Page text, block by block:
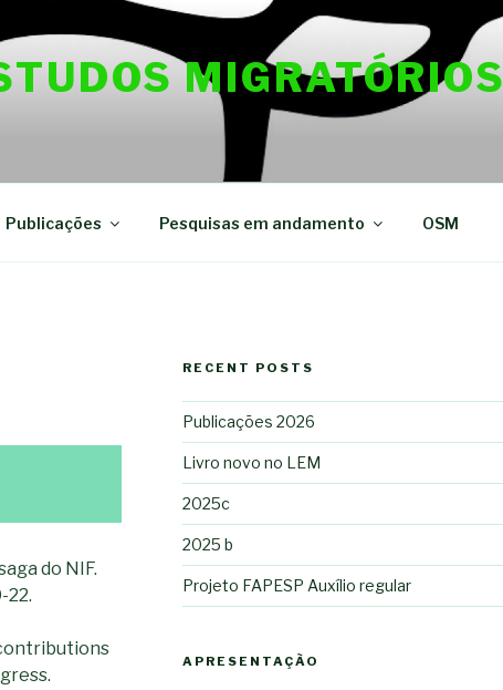
MIGRATÓRIOS
Publicações Pesquisas em andamento OSM
do NIF.
22.
RECENT POSTS
Publicações 2026
Livro novo no LEM
2025c
2025 b
Projeto FAPESP Auxílio regular
APRESENTAÇÃO